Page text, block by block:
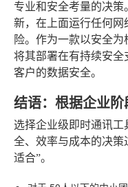
专业和安全考量的决策
新，在上面运行任何
险。作为一款以安全
将其部署在有持续安
客户的数据安全。
结语：根据企业
选择企业级即时通讯
全、效率与成本的决策
适合”。